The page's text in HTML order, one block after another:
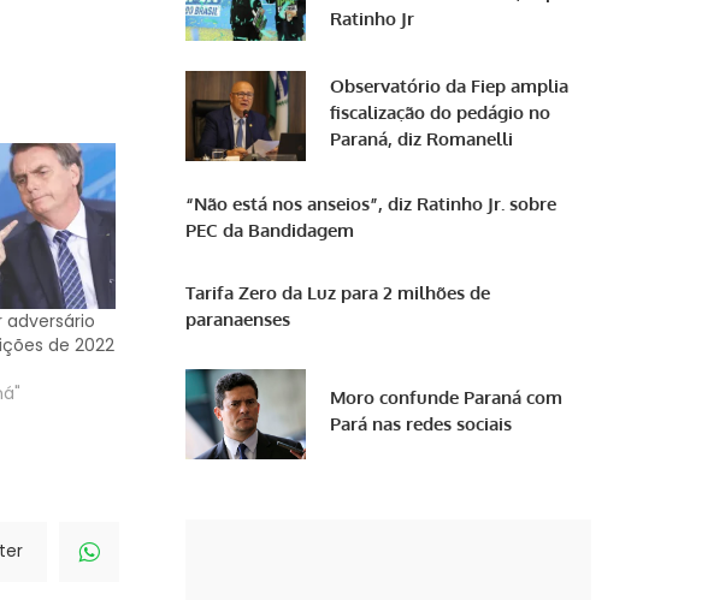
adversário
de 2022
Ratinho Jr
Observatório da Fiep amplia
fiscalização do pedágio no
Paraná, diz Romanelli
“Não está nos anseios”, diz Ratinho Jr. sobre
PEC da Bandidagem
Tarifa Zero da Luz para 2 milhões de
paranaenses
Moro confunde Paraná com
Pará nas redes sociais